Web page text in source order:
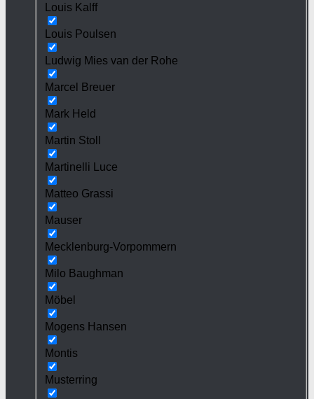
Louis Kalff
Louis Poulsen
Ludwig Mies van der Rohe
Marcel Breuer
Mark Held
Martin Stoll
Martinelli Luce
Matteo Grassi
Mauser
Mecklenburg-Vorpommern
Milo Baughman
Möbel
Mogens Hansen
Montis
Musterring